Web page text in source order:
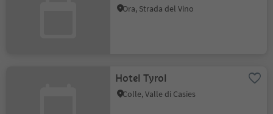
Ora, Strada del Vino
Hotel Tyrol
Colle, Valle di Casies